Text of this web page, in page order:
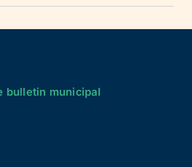
bulletin municipal